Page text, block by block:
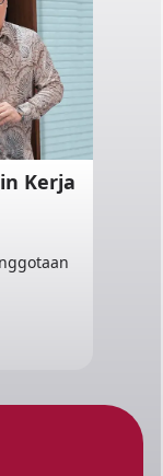
Kerja